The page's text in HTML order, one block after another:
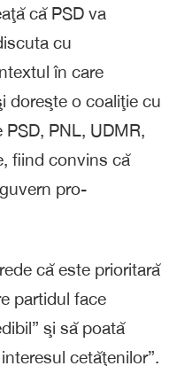
că PSD va
cu
în care
doreşte o coaliţie cu
PNL, UDMR,
fiind convins că
pro-
că este prioritară
partidul face
şi să poată
cetăţenilor”.